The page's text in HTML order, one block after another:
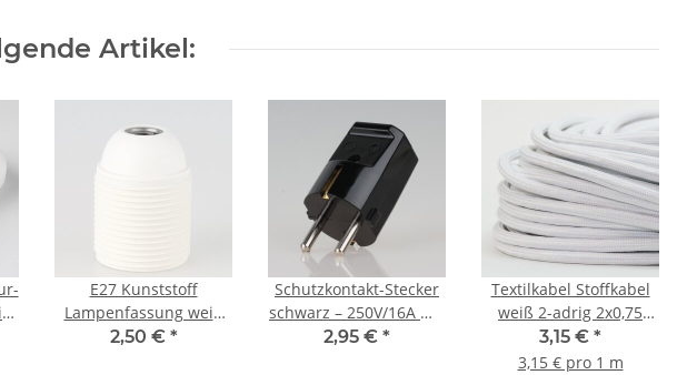
Artikel:
E27 Kunststoff
Lampenfassung weiß
mit Außengewinde und
2,50 € *
Schutzkontakt-Stecker
schwarz – 250V/16A mit
zwei Erdleitersystemen
2,95 € *
Textilkabel Stoffkabel
weiß 2-adrig 2x0,75
Zug-Pendelleitung
S03RT-F
3,15 € *
3,15 € pro 1 m